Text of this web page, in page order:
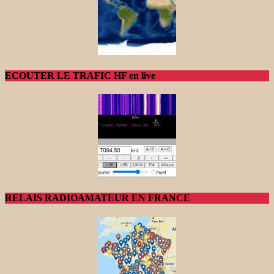
ECOUTER LE TRAFIC HF en live
RELAIS RADIOAMATEUR EN FRANCE